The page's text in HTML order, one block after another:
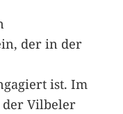
der in der
ist. Im
Vilbeler